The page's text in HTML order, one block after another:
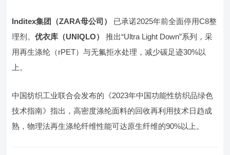
Inditex集团（ZARA母公司）
已承诺2025年前全面停用C8整
理剂。优衣库（UNIQLO）
推出“Ultra Light Down”系列，采
用再生涤纶（rPET）与无氟拒水处理，减少碳足迹30%以
上。
中国纺织工业联合会发布的《2023年中国功能性纺织品绿色
技术指南》指出，高密度涤纶面料的回收再利用技术日趋成
熟，物理法再生涤纶纤维性能可达原生纤维的90%以上。